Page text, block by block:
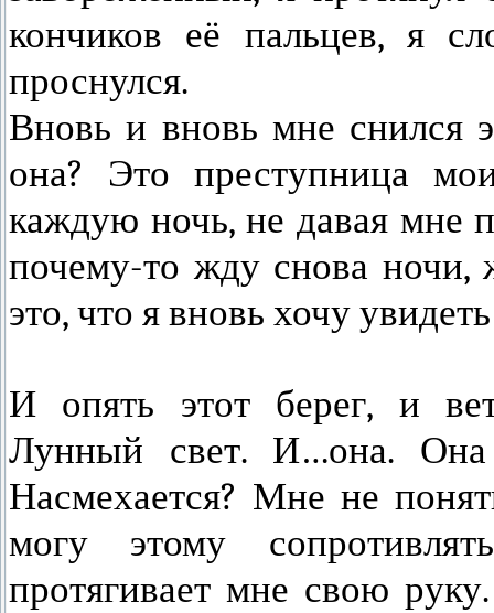
кончиков её пальцев, я
проснулся.
Вновь и вновь мне снился
она? Это преступница
каждую ночь, не давая
почему-то жду снова ночи,
это, что я вновь хочу
И опять этот берег, и
Лунный свет. И…она. Она
Насмехается? Мне не
могу этому
протягивает мне свою